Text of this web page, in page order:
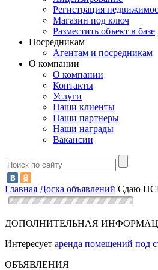
Регистрация
Магазин под ключ
Разместить объект в базе
Посредникам
Агентам и посредникам
О компании
О компании
Контакты
Услуги
Наши клиенты
Наши партнеры
Наши награды
Вакансии
Главная Доска объявлений Сдаю
ДОПОЛНИТЕЛЬНАЯ
Интересует аренда помещений под
ОБЪЯВЛЕНИЯ